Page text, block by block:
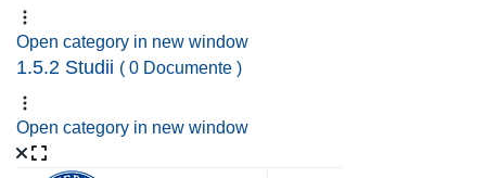
Open category in new window
1.5.2 Studii ( 0 Documente )
Open category in new window